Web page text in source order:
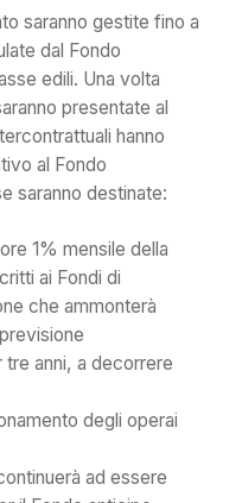
saranno gestite fino a
dal Fondo
edili. Una volta
presentate al
hanno
al Fondo
saranno destinate:
1% mensile della
ai Fondi di
che ammonterà
tre anni, a decorrere
degli operai
ad essere